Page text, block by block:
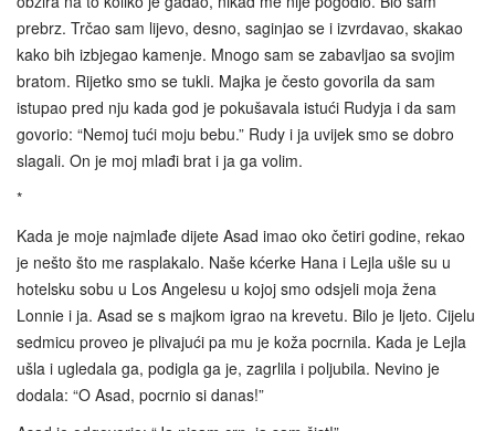
prebrz. Trčao sam lijevo, desno, saginjao se i izvrdavao, skakao
kako bih izbjegao kamenje. Mnogo sam se zabavljao sa svojim
bratom. Rijetko smo se tukli. Majka je često govorila da sam
istupao pred nju kada god je pokušavala istući Rudyja i da sam
govorio: “Nemoj tući moju bebu.” Rudy i ja uvijek smo se dobro
slagali. On je moj mlađi brat i ja ga volim.
*
Kada je moje najmlađe dijete Asad imao oko četiri godine, rekao
je nešto što me rasplakalo. Naše kćerke Hana i Lejla ušle su u
hotelsku sobu u Los Angelesu u kojoj smo odsjeli moja žena
Lonnie i ja. Asad se s majkom igrao na krevetu. Bilo je ljeto. Cijelu
sedmicu proveo je plivajući pa mu je koža pocrnila. Kada je Lejla
ušla i ugledala ga, podigla ga je, zagrlila i poljubila. Nevino je
dodala: “O Asad, pocrnio si danas!”